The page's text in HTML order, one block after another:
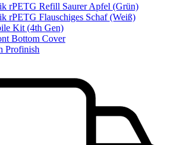
rPETG Refill Saurer Apfel (Grün)
rPETG Flauschiges Schaf (Weiß)
Kit (4th Gen)
Bottom Cover
Profinish